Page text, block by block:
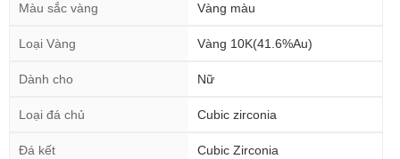
Màu sắc vàng Vàng màu
Loại Vàng Vàng 10K(41.6%Au)
Dành cho Nữ
Loại đá chủ Cubic zirconia
Đá kết Cubic Zirconia